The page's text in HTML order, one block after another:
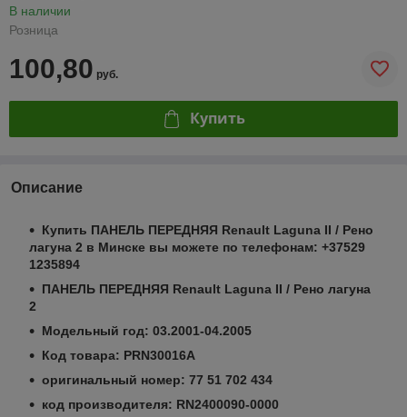
В наличии
Розница
100,80 руб.
Купить
Описание
Купить ПАНЕЛЬ ПЕРЕДНЯЯ Renault Laguna II / Рено
лагуна 2 в Минске вы можете по телефонам: +37529
1235894
ПАНЕЛЬ ПЕРЕДНЯЯ Renault Laguna II / Рено лагуна
2
Модельный год: 03.2001-04.2005
Код товара: PRN30016A
оригинальный номер: 77 51 702 434
код производителя: RN2400090-0000